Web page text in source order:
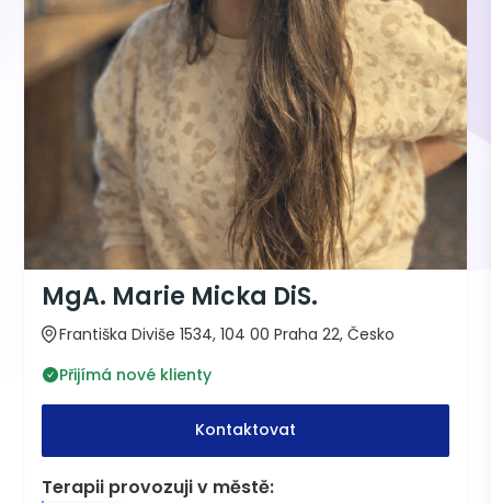
MgA. Marie Micka DiS.
Františka Diviše 1534, 104 00 Praha 22, Česko
Přijímá nové klienty
Kontaktovat
Terapii provozuji v městě: